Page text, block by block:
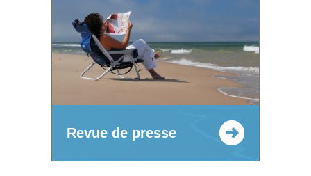
Revue de presse